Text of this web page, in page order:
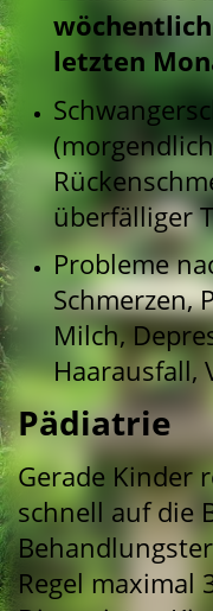
letzten
überfälliger
Probleme
Schmerzen,
Milch,
Haarausfall,
Pädiatrie
Gerade Kinder
schnell auf die
Regel maximal